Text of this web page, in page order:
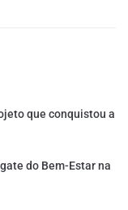
que conquistou a
do Bem-Estar na